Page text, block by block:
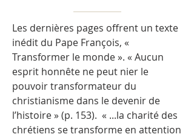
Les dernières pages offrent un texte
inédit du Pape François, «
Transformer le monde ». « Aucun
esprit honnête ne peut nier le
pouvoir transformateur du
christianisme dans le devenir de
l’histoire » (p. 153). « ...la charité des
chrétiens se transforme en attention